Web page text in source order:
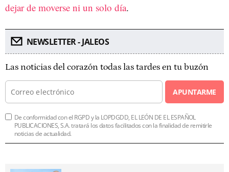
dejar de moverse ni un solo día.
NEWSLETTER - JALEOS
Las noticias del corazón todas las tardes en tu buzón
APUNTARME
De conformidad con el RGPD y la LOPDGDD, EL LEÓN DE EL ESPAÑOL
PUBLICACIONES, S.A. tratará los datos facilitados con la finalidad de remitirle
noticias de actualidad.